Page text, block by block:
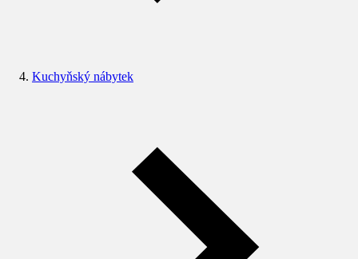
Kuchyňský nábytek